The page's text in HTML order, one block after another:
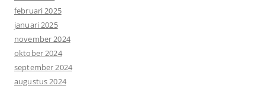
februari 2025
januari 2025
november 2024
oktober 2024
september 2024
augustus 2024